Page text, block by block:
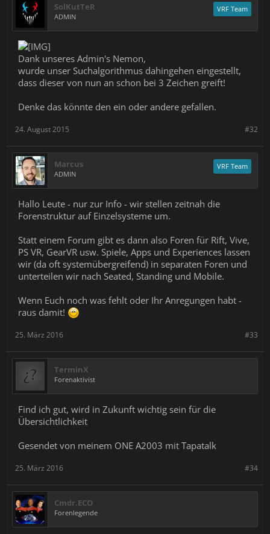
SolKutTeR
ADMIN
VRF Team
Dank unseres Admin's Nemon,
wurde unser Suchalgorithmus dahingehen eingestellt,
dass dieser von nun an schon bei 3 Zeichen greift!
Denke das könnte den ein oder andere gefallen.
#32
24. August 2015
Marcus
ADMIN
VRF Team
Hallo Leute - nur zur Info - wir stellen zeitnah die
Forenstruktur auf Einzelsysteme um.
Statt einem Forum gibt es dann also Foren für Rift, Vive,
PS VR, GearVR usw. Spiele, Apps und Experiences lassen
wir (da oft systemübergreifend) in separaten Foren und
unterteilen wir nach Seated, Standing und Mobile.
Wenn Euch noch was fehlt oder Ihr Anregungen habt -
raus damit!
#33
25. März 2016
TerminX
Forenaktivist
Find ich gut, wird in Zukunft wichtig sein für die
Übersichtlichkeit
Gesendet von meinem ONE A2003 mit Tapatalk
#34
25. März 2016
Cmdr.ECO
Forenlegende